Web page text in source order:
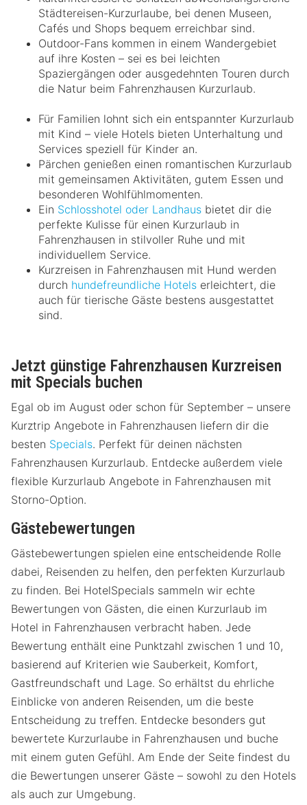
Städtereisen-Kurzurlaube, bei denen Museen,
Cafés und Shops bequem erreichbar sind.
Outdoor-Fans kommen in einem Wandergebiet
auf ihre Kosten – sei es bei leichten
Spaziergängen oder ausgedehnten Touren durch
die Natur beim Fahrenzhausen Kurzurlaub.
Für Familien lohnt sich ein entspannter Kurzurlaub
mit Kind – viele Hotels bieten Unterhaltung und
Services speziell für Kinder an.
Pärchen genießen einen romantischen Kurzurlaub
mit gemeinsamen Aktivitäten, gutem Essen und
besonderen Wohlfühlmomenten.
Ein Schlosshotel oder Landhaus bietet dir die
perfekte Kulisse für einen Kurzurlaub in
Fahrenzhausen in stilvoller Ruhe und mit
individuellem Service.
Kurzreisen in Fahrenzhausen mit Hund werden
durch hundefreundliche Hotels erleichtert, die
auch für tierische Gäste bestens ausgestattet
sind.
Jetzt günstige Fahrenzhausen Kurzreisen
mit Specials buchen
Egal ob im August oder schon für September – unsere
Kurztrip Angebote in Fahrenzhausen liefern dir die
besten Specials. Perfekt für deinen nächsten
Fahrenzhausen Kurzurlaub. Entdecke außerdem viele
flexible Kurzurlaub Angebote in Fahrenzhausen mit
Storno-Option.
Gästebewertungen
Gästebewertungen spielen eine entscheidende Rolle
dabei, Reisenden zu helfen, den perfekten Kurzurlaub
zu finden. Bei HotelSpecials sammeln wir echte
Bewertungen von Gästen, die einen Kurzurlaub im
Hotel in Fahrenzhausen verbracht haben. Jede
Bewertung enthält eine Punktzahl zwischen 1 und 10,
basierend auf Kriterien wie Sauberkeit, Komfort,
Gastfreundschaft und Lage. So erhältst du ehrliche
Einblicke von anderen Reisenden, um die beste
Entscheidung zu treffen. Entdecke besonders gut
bewertete Kurzurlaube in Fahrenzhausen und buche
mit einem guten Gefühl. Am Ende der Seite findest du
die Bewertungen unserer Gäste – sowohl zu den Hotels
als auch zur Umgebung.